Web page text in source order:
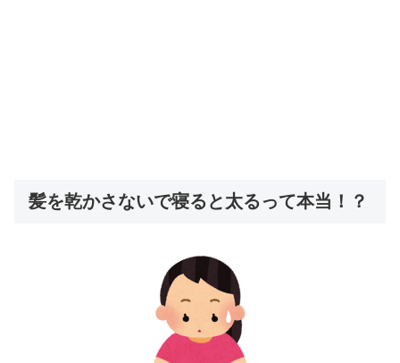
髪を乾かさないで寝ると太るって本当！？